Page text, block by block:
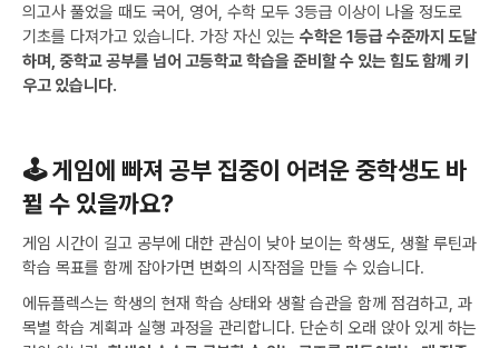
의고사 풀었을 때도 국어, 영어, 수학 모두 3등급 이상이 나올 정도로
기초를 다져가고 있습니다. 가장 자신 있는 수학은 1등급 수준까지 도달
하며, 중학교 공부를 넘어 고등학교 학습을 준비할 수 있는 힘도 함께 키
우고 있습니다.
🕹️ 게임에 빠져 공부 집중이 어려운 중학생도 바
뀔 수 있을까요?
게임 시간이 길고 공부에 대한 관심이 낮아 보이는 학생도, 생활 루틴과
학습 목표를 함께 잡아가면 변화의 시작점을 만들 수 있습니다.
에듀플렉스는 학생의 현재 학습 상태와 생활 습관을 함께 점검하고, 과
목별 학습 계획과 실행 과정을 관리합니다. 단순히 오래 앉아 있게 하는